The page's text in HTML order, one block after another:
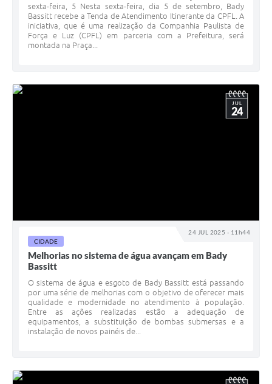
sexta-feira, 5 Nesta sexta-feira, dia 5 de setembro, Bady
Bassitt recebe a Tenda de Atendimento Itinerante da CPFL. A
iniciativa, que é uma realização da Companhia Paulista de
Força e Luz (CPFL) em parceria com a Prefeitura, será
montada na Praça...
24 JUL 2025 - 11h44
JUL
24
CIDADE
Melhorias no sistema de água avançam em Bady
Bassitt
O sistema de água e esgoto de Bady Bassitt está passando
por uma série de melhorias com o objetivo de oferecer mais
qualidade e modernidade no atendimento à população.
Entre as ações realizadas estão a adequação de
equipamentos, a substituição de bombas submersas e a
instalação de novos painéis de...